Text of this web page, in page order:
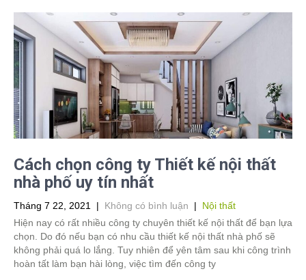
Cách chọn công ty Thiết kế nội thất
nhà phố uy tín nhất
Tháng 7 22, 2021 | Không có bình luận | Nội thất
Hiện nay có rất nhiều công ty chuyên thiết kế nội thất để bạn lựa
chọn. Do đó nếu bạn có nhu cầu thiết kế nội thất nhà phố sẽ
không phải quá lo lắng. Tuy nhiên để yên tâm sau khi công trình
hoàn tất làm bạn hài lòng, việc tìm đến công ty